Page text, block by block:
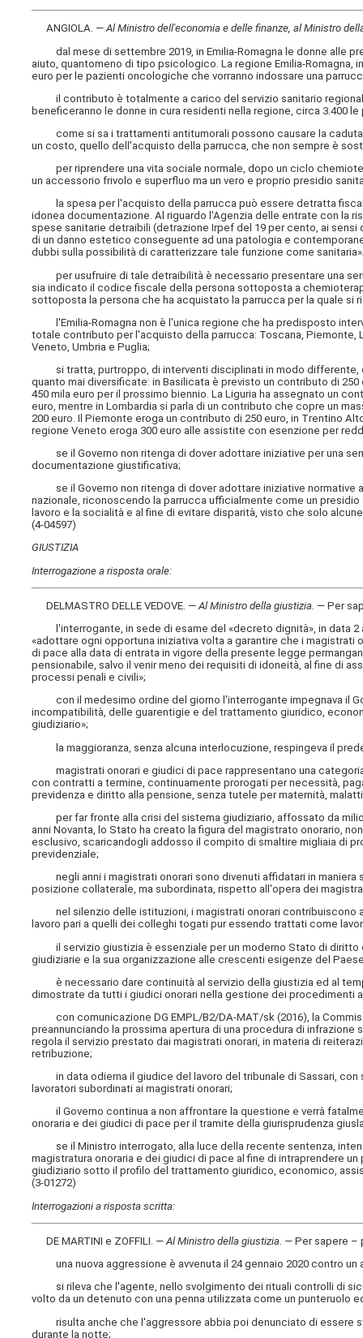
ANGIOLA. —Al Ministro dell'economia e delle finanze, al Ministro
dal mese di settembre 2019, in Emilia-Romagna le donne alle
aiuto, quantomeno di tipo psicologico. La regione Emilia-
euro per le pazienti oncologiche che vorranno indossare una
il contributo è totalmente a carico del servizio sanitario
beneficeranno le donne in cura residenti nella regione, circa 3.400
come si sa i trattamenti antitumorali possono causare la caduta
un costo, quello dell'acquisto della parrucca, che non sempre è
per riprendere una vita sociale normale, dopo un ciclo
un accessorio frivolo e superfluo ma un vero e proprio presidio
la spesa per l'acquisto della parrucca può essere detratta
idonea documentazione. Al riguardo l'Agenzia delle entrate con la
spese sanitarie detraibili (detrazione Irpef del 19 per cento, ai
di un danno estetico conseguente ad una patologia e
dubbi sulla possibilità di caratterizzare tale funzione come
per usufruire di tale detraibilità è necessario presentare una
sia indicato il codice fiscale della persona sottoposta a
sottoposta la persona che ha acquistato la parrucca per la quale si
l'Emilia-Romagna non è l'unica regione che ha predisposto
totale contributo per l'acquisto della parrucca: Toscana, Piemonte,
Veneto, Umbria e Puglia;
si tratta, purtroppo, di interventi disciplinati in modo differente,
quanto mai diversificate: in Basilicata è previsto un contributo di
450 mila euro per il prossimo biennio. La Liguria ha assegnato un
euro, mentre in Lombardia si parla di un contributo che copre un
200 euro. Il Piemonte eroga un contributo di 250 euro, in Trentino
regione Veneto eroga 300 euro alle assistite con esenzione per
se il Governo non ritenga di dover adottare iniziative per una
documentazione giustificativa;
se il Governo non ritenga di dover adottare iniziative normative
nazionale, riconoscendo la parrucca ufficialmente come un
lavoro e la socialità e al fine di evitare disparità, visto che solo
(4-04597)
GIUSTIZIA
Interrogazione a risposta orale:
DELMASTRO DELLE VEDOVE. —Al Ministro della giustizia. — Per
l'interrogante, in sede di esame del «decreto dignità», in data 2
«adottare ogni opportuna iniziativa volta a garantire che i
di pace alla data di entrata in vigore della presente legge
pensionabile, salvo il venir meno dei requisiti di idoneità, al fine di
processi penali e civili»;
con il medesimo ordine del giorno l'interrogante impegnava il
incompatibilità, delle guarentigie e del trattamento giuridico,
giudiziario»;
la maggioranza, senza alcuna interlocuzione, respingeva il
magistrati onorari e giudici di pace rappresentano una
con contratti a termine, continuamente prorogati per necessità,
previdenza e diritto alla pensione, senza tutele per maternità,
per far fronte alla crisi del sistema giudiziario, affossato da
anni Novanta, lo Stato ha creato la figura del magistrato onorario,
esclusivo, scaricandogli addosso il compito di smaltire migliaia di
previdenziale;
negli anni i magistrati onorari sono divenuti affidatari in maniera
posizione collaterale, ma subordinata, rispetto all'opera dei
nel silenzio delle istituzioni, i magistrati onorari contribuiscono a
lavoro pari a quelli dei colleghi togati pur essendo trattati come
il servizio giustizia è essenziale per un moderno Stato di diritto
giudiziarie e la sua organizzazione alle crescenti esigenze del
è necessario dare continuità al servizio della giustizia ed al
dimostrate da tutti i giudici onorari nella gestione dei
con comunicazione DG EMPL/B2/DA-MAT/sk (2016), la
preannunciando la prossima apertura di una procedura di
regola il servizio prestato dai magistrati onorari, in materia di
retribuzione;
in data odierna il giudice del lavoro del tribunale di Sassari, con
lavoratori subordinati ai magistrati onorari;
il Governo continua a non affrontare la questione e verrà
onoraria e dei giudici di pace per il tramite della giurisprudenza
se il Ministro interrogato, alla luce della recente sentenza,
magistratura onoraria e dei giudici di pace al fine di intraprendere
giudiziario sotto il profilo del trattamento giuridico, economico,
(3-01272)
Interrogazioni a risposta scritta:
DE MARTINI e ZOFFILI. —Al Ministro della giustizia. — Per sapere –
una nuova aggressione è avvenuta il 24 gennaio 2020 contro un
si rileva che l'agente, nello svolgimento dei rituali controlli di
volto da un detenuto con una penna utilizzata come un punteruolo
risulta anche che l'aggressore abbia poi denunciato di essere
durante la notte;